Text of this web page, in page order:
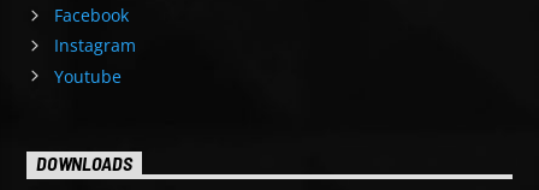
Facebook
Instagram
Youtube
DOWNLOADS